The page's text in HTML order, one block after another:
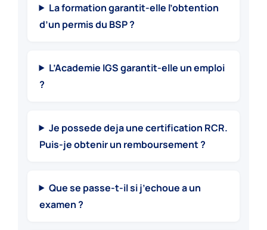
La formation garantit-elle l’obtention
d’un permis du BSP ?
L’Academie IGS garantit-elle un emploi
?
Je possede deja une certification RCR.
Puis-je obtenir un remboursement ?
Que se passe-t-il si j’echoue a un
examen ?